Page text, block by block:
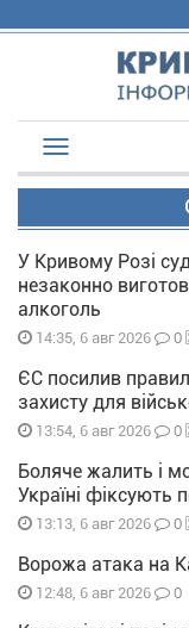
У Кривому Розі
незаконно
алкоголь
14:35, 6 авг 2026 0
ЄС посилив
захисту для
13:54, 6 авг 2026 0
Боляче жалить і
Україні фіксують
13:13, 6 авг 2026 0
Ворожа атака на
12:48, 6 авг 2026 0